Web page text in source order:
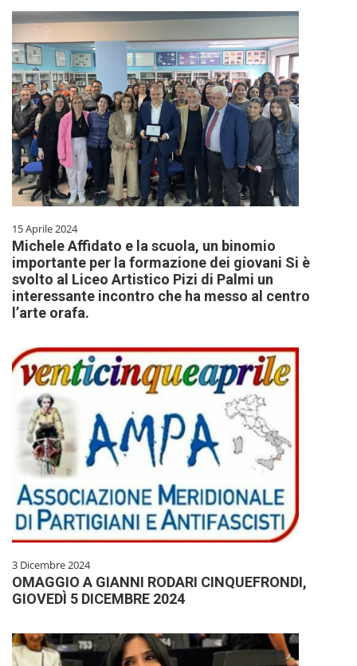
15 Aprile 2024
Michele Affidato e la scuola, un binomio
importante per la formazione dei giovani Si è
svolto al Liceo Artistico Pizi di Palmi un
interessante incontro che ha messo al centro
l’arte orafa.
3 Dicembre 2024
OMAGGIO A GIANNI RODARI CINQUEFRONDI,
GIOVEDÌ 5 DICEMBRE 2024